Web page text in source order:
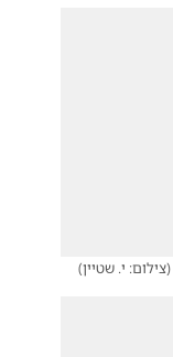
(צילום: י. שטיין)